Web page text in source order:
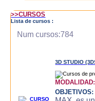
>>CURSOS
Lista de cursos :
Num cursos:784
3D STUDIO
MODALIDAD:
OBJETIVOS: